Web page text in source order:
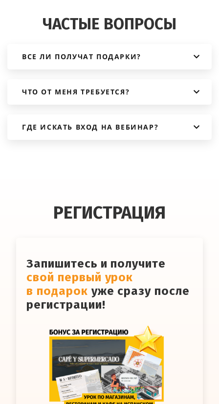
ЧАСТЫЕ ВОПРОСЫ
ВСЕ ЛИ ПОЛУЧАТ ПОДАРКИ?
ЧТО ОТ МЕНЯ ТРЕБУЕТСЯ?
ГДЕ ИСКАТЬ ВХОД НА ВЕБИНАР?
РЕГИСТРАЦИЯ
Запишитесь и получите
свой первый урок
в подарок уже сразу после
регистрации!